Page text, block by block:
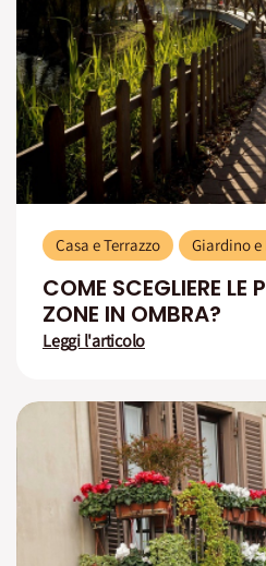
Casa e Terrazzo Giardino e
COME SCEGLIERE LE
ZONE IN OMBRA?
Leggi l'articolo